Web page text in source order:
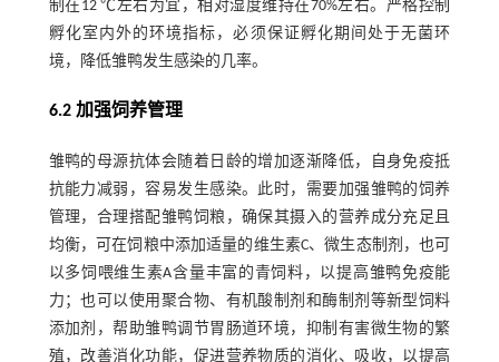
制在12 ℃左右为宜，相对湿度维持在70%左右。严格控制
孵化室内外的环境指标，必须保证孵化期间处于无菌环
境，降低雏鸭发生感染的几率。
6.2 加强饲养管理
雏鸭的母源抗体会随着日龄的增加逐渐降低，自身免疫抵
抗能力减弱，容易发生感染。此时，需要加强雏鸭的饲养
管理，合理搭配雏鸭饲粮，确保其摄入的营养成分充足且
均衡，可在饲粮中添加适量的维生素C、微生态制剂，也可
以多饲喂维生素A含量丰富的青饲料，以提高雏鸭免疫能
力；也可以使用聚合物、有机酸制剂和酶制剂等新型饲料
添加剂，帮助雏鸭调节胃肠道环境，抑制有害微生物的繁
殖，改善消化功能，促进营养物质的消化、吸收，以提高